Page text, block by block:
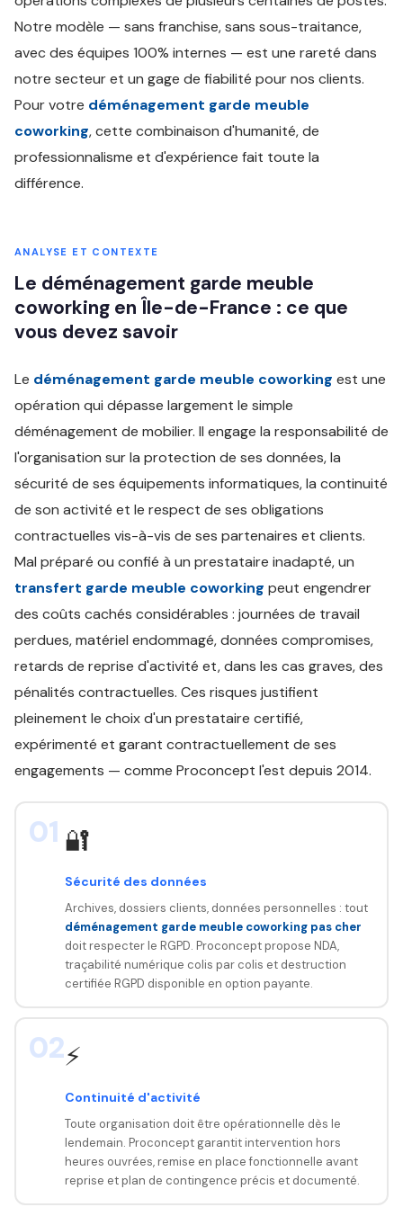
Notre modèle — sans franchise, sans sous-traitance,
avec des équipes 100% internes — est une rareté dans
notre secteur et un gage de fiabilité pour nos clients.
Pour votre déménagement garde meuble
coworking, cette combinaison d'humanité, de
professionnalisme et d'expérience fait toute la
différence.
ANALYSE ET CONTEXTE
Le déménagement garde meuble
coworking en Île-de-France : ce que
vous devez savoir
Le déménagement garde meuble coworking est une
opération qui dépasse largement le simple
déménagement de mobilier. Il engage la responsabilité de
l'organisation sur la protection de ses données, la
sécurité de ses équipements informatiques, la continuité
de son activité et le respect de ses obligations
contractuelles vis-à-vis de ses partenaires et clients.
Mal préparé ou confié à un prestataire inadapté, un
transfert garde meuble coworking peut engendrer
des coûts cachés considérables : journées de travail
perdues, matériel endommagé, données compromises,
retards de reprise d'activité et, dans les cas graves, des
pénalités contractuelles. Ces risques justifient
pleinement le choix d'un prestataire certifié,
expérimenté et garant contractuellement de ses
engagements — comme Proconcept l'est depuis 2014.
01 🔐
Sécurité des données
Archives, dossiers clients, données personnelles : tout
déménagement garde meuble coworking pas cher
doit respecter le RGPD. Proconcept propose NDA,
traçabilité numérique colis par colis et destruction
certifiée RGPD disponible en option payante.
02⚡
Continuité d'activité
Toute organisation doit être opérationnelle dès le
lendemain. Proconcept garantit intervention hors
heures ouvrées, remise en place fonctionnelle avant
reprise et plan de contingence précis et documenté.